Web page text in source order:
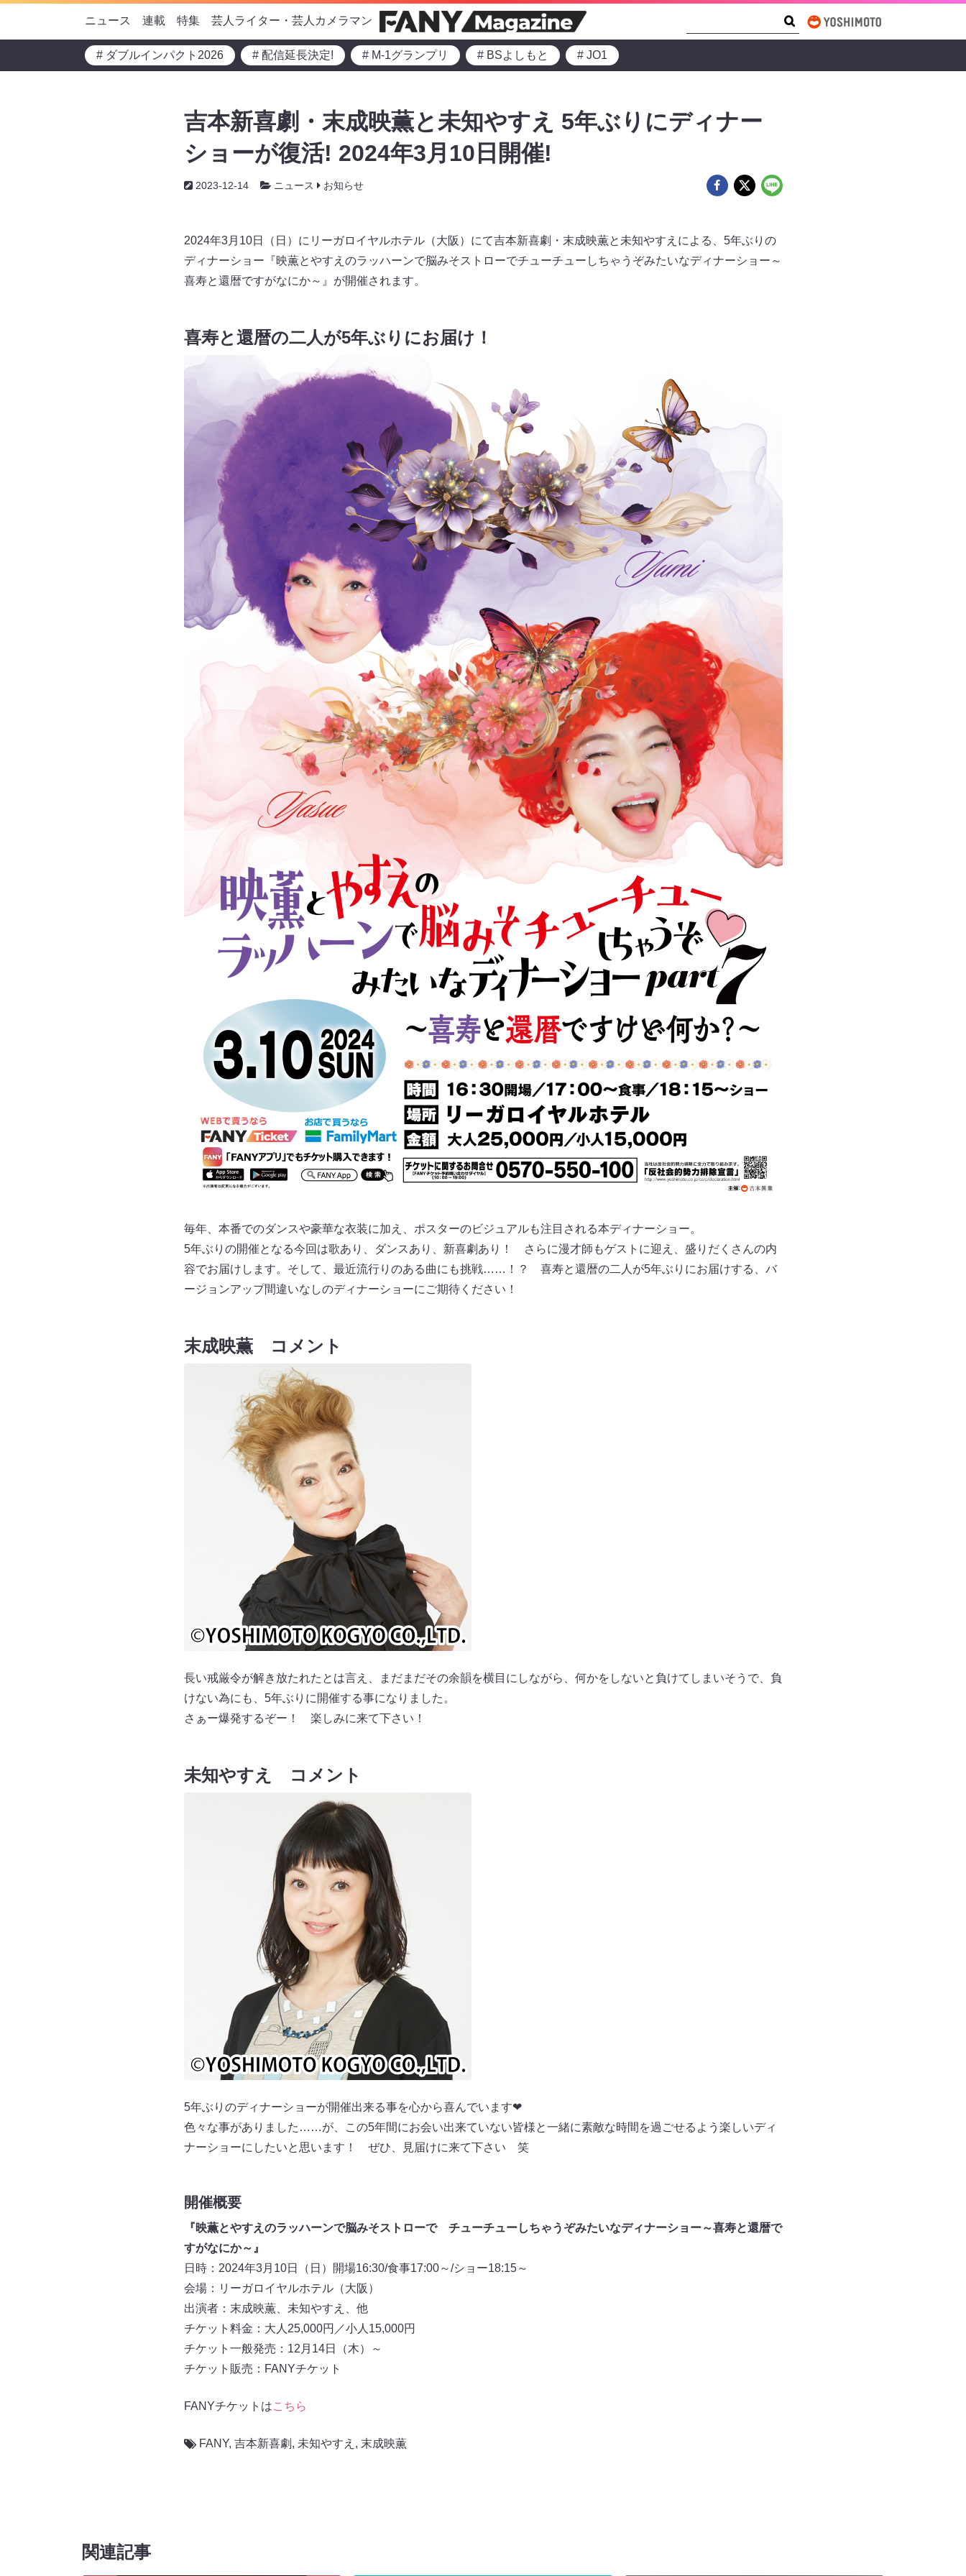
ニュース 連載 特集 芸人ライター・芸人カメラマン
# ダブルインパクト2026 # 配信延長決定! # M-1グランプリ # BSよしもと # JO1
吉本新喜劇・末成映薫と未知やすえ 5年ぶりにディナー
ショーが復活! 2024年3月10日開催!
2023-12-14 ニュース お知らせ
2024年3月10日（日）にリーガロイヤルホテル（大阪）にて吉本新喜劇・末成映薫と未知やすえによる、5年ぶりの
ディナーショー『映薫とやすえのラッハーンで脳みそストローでチューチューしちゃうぞみたいなディナーショー～
喜寿と還暦ですがなにか～』が開催されます。
喜寿と還暦の二人が5年ぶりにお届け！
毎年、本番でのダンスや豪華な衣装に加え、ポスターのビジュアルも注目される本ディナーショー。
5年ぶりの開催となる今回は歌あり、ダンスあり、新喜劇あり！ さらに漫才師もゲストに迎え、盛りだくさんの内
容でお届けします。そして、最近流行りのある曲にも挑戦……！？ 喜寿と還暦の二人が5年ぶりにお届けする、バ
ージョンアップ間違いなしのディナーショーにご期待ください！
末成映薫 コメント
長い戒厳令が解き放たれたとは言え、まだまだその余韻を横目にしながら、何かをしないと負けてしまいそうで、負
けない為にも、5年ぶりに開催する事になりました。
さぁー爆発するぞー！ 楽しみに来て下さい！
未知やすえ コメント
5年ぶりのディナーショーが開催出来る事を心から喜んでいます❤
色々な事がありました……が、この5年間にお会い出来ていない皆様と一緒に素敵な時間を過ごせるよう楽しいディ
ナーショーにしたいと思います！ ぜひ、見届けに来て下さい 笑
開催概要
『映薫とやすえのラッハーンで脳みそストローで チューチューしちゃうぞみたいなディナーショー～喜寿と還暦で
すがなにか～』
日時：2024年3月10日（日）開場16:30/食事17:00～/ショー18:15～
会場：リーガロイヤルホテル（大阪）
出演者：末成映薫、未知やすえ、他
チケット料金：大人25,000円／小人15,000円
チケット一般発売：12月14日（木）～
チケット販売：FANYチケット
FANYチケットはこちら
FANY, 吉本新喜劇 , 未知やすえ , 末成映薫
関連記事